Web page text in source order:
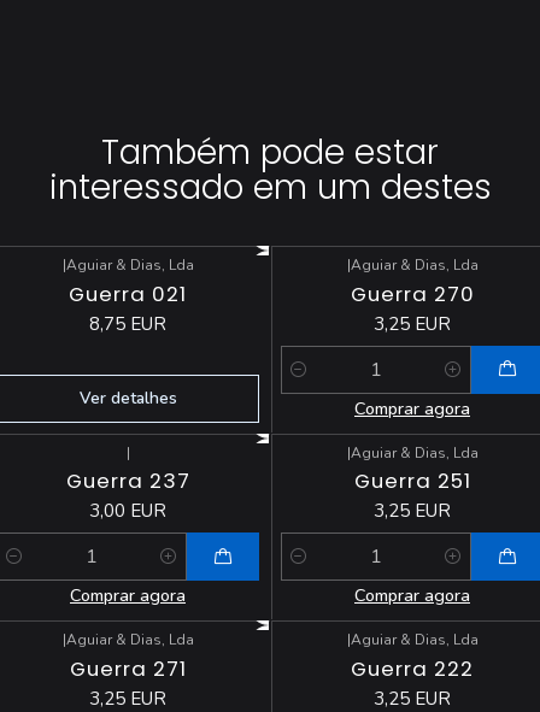
Também pode estar
interessado em um destes
Esgotado
|Aguiar & Dias, Lda
Guerra 021
8,75 EUR
Ver detalhes
|Aguiar & Dias, Lda
Guerra 270
3,25 EUR
Quantidade
Comprar agora
|
Guerra 237
3,00 EUR
Comprar agora
|Aguiar & Dias, Lda
Guerra 251
3,25 EUR
Quantidade
Comprar agora
|Aguiar & Dias, Lda
Guerra 271
3,25 EUR
|Aguiar & Dias, Lda
Guerra 222
3,25 EUR